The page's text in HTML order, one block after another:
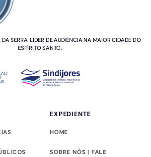
SERRA. LÍDER DE AUDIÊNCIA NA MAIOR CIDADE DO
ESPÍRITO SANTO.
EXPEDIENTE
HOME
SOBRE NÓS | FALE